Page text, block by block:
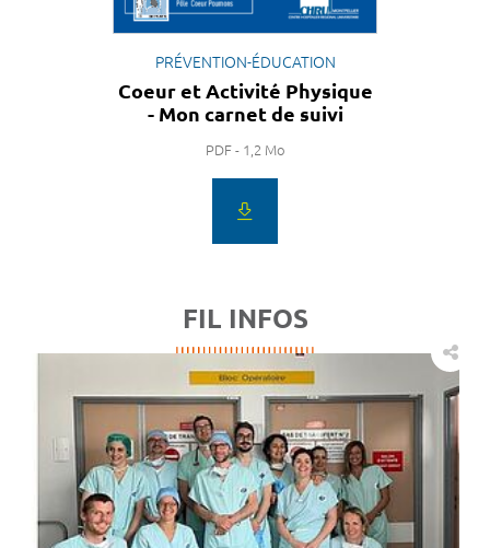
PRÉVENTION-ÉDUCATION
Coeur et Activité Physique
- Mon carnet de suivi
PDF - 1,2 Mo
FIL INFOS